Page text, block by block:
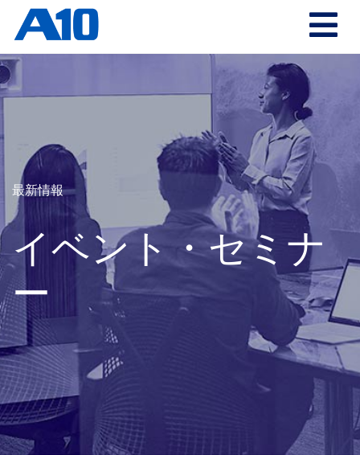
最新情報
イベント・セミナ
ー